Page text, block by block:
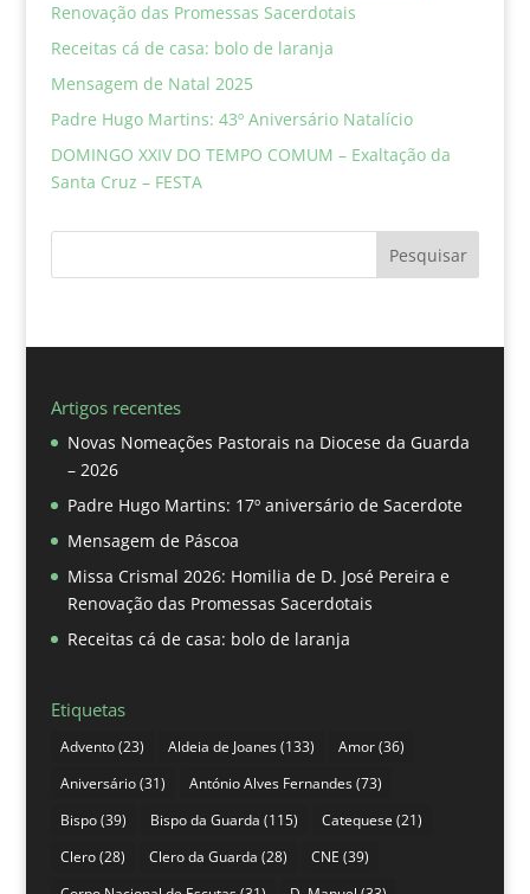
Renovação das Promessas Sacerdotais
Receitas cá de casa: bolo de laranja
Mensagem de Natal 2025
Padre Hugo Martins: 43º Aniversário Natalício
DOMINGO XXIV DO TEMPO COMUM – Exaltação da
Santa Cruz – FESTA
Pesquisar
Artigos recentes
Novas Nomeações Pastorais na Diocese da Guarda
– 2026
Padre Hugo Martins: 17º aniversário de Sacerdote
Mensagem de Páscoa
Missa Crismal 2026: Homilia de D. José Pereira e
Renovação das Promessas Sacerdotais
Receitas cá de casa: bolo de laranja
Etiquetas
Advento(23) Aldeia de Joanes(133) Amor(36)
Aniversário(31) António Alves Fernandes(73)
Bispo(39) Bispo da Guarda (115) Catequese (21)
Clero(28) Clero da Guarda (28) CNE (39)